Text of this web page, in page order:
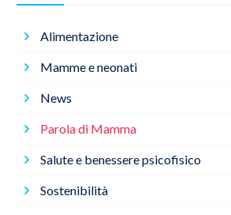
Alimentazione
Mamme e neonati
News
Parola di Mamma
Salute e benessere psicofisico
Sostenibilità